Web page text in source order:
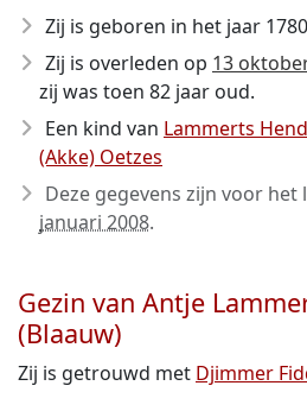
Zij is geboren in het jaar 1780
Zij is overleden op 13
zij was toen 82 jaar oud.
Een kind van Lammerts
(Akke) Oetzes
Deze gegevens zijn voor
januari 2008.
Gezin van Antje
(Blaauw)
Zij is getrouwd met Djimmer